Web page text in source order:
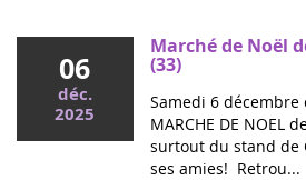
Ce mercredi, le député Vincent
Grandir Sans Cancer et Eva pour la
de vie et lutte contre les cancers,
handicaps de l'enfant" à l'...
06
déc.
2025
Marché de Noël
(33)
Samedi 6
MARCHE DE NOEL
surtout du stand de
ses amies! Retrou...